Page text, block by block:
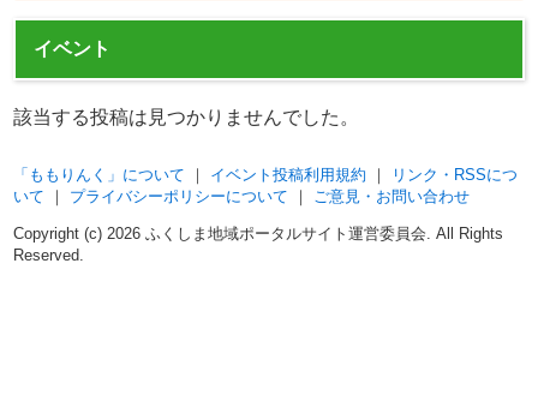
イベント
該当する投稿は見つかりませんでした。
「ももりんく」について イベント投稿利用規約
リンク・RSSにつ
いて
プライバシーポリシーについて ご意見・お問い合わせ
Copyright (c) 2026 ふくしま地域ポータルサイト運営委員会. All Rights
Reserved.